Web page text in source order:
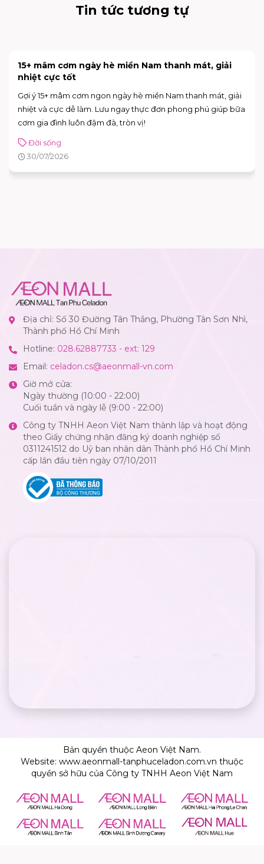
Tin tức tương tự
15+ mâm cơm ngày hè miền Nam thanh mát, giải
nhiệt cực tốt
Gợi ý 15+ mâm cơm ngon ngày hè miền Nam thanh mát, giải
nhiệt và cực dễ làm. Lưu ngay thực đơn phong phú giúp bữa
cơm gia đình luôn đậm đà, tròn vị!
Đời sống
30/07/2026
Địa chỉ: Số 30 Đường Tân Thắng, Phường Tân Sơn Nhì,
Thành phố Hồ Chí Minh
Hotline: 028.62887733 - ext: 129
Email: celadon.cs@aeonmall-vn.com
Giờ mở cửa:
Ngày thường (10:00 - 22:00)
Cuối tuần và ngày lễ (9:00 - 22:00)
Công ty TNHH Aeon Việt Nam thành lập và hoạt động
theo Giấy chứng nhận đăng ký doanh nghiệp số
0311241512 do Uỷ ban nhân dân Thành phố Hồ Chí Minh
cấp lần đầu tiên ngày 07/10/2011
Bản quyền thuộc Aeon Việt Nam.
Website: www.aeonmall-tanphuceladon.com.vn thuộc
quyền sở hữu của Công ty TNHH Aeon Việt Nam